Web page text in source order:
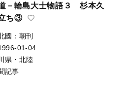
－輪島大士物語３ 杉本久
ち③
國：朝刊
01-04
県・北陸
記事